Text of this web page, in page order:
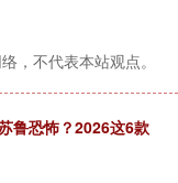
，不代表本站观点。
鲁恐怖？2026这6款